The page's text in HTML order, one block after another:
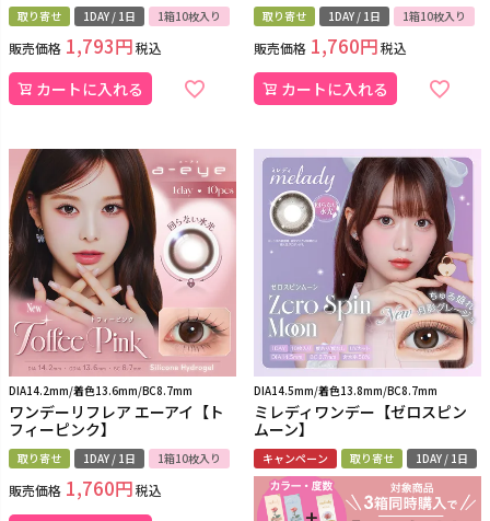
取り寄せ 1DAY / 1日 1箱10枚入り
販売価格 1,793 税込
カートに入れる
取り寄せ 1DAY / 1日 1箱10枚入り
販売価格 1,760 税込
カートに入れる
DIA14.2mm/着色13.6mm/BC8.7mm
ワンデーリフレア エーアイ【ト
フィーピンク】
取り寄せ 1DAY / 1日 1箱10枚入り
販売価格 1,760 税込
DIA14.5mm/着色13.8mm/BC8.7mm
ミレディワンデー【ゼロスピン
ムーン】
キャンペーン 取り寄せ 1DAY / 1日